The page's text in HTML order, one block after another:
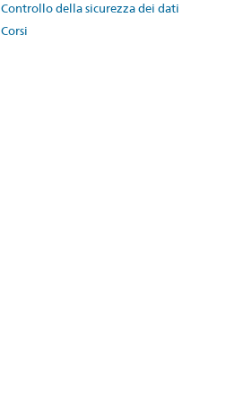
Controllo della sicurezza dei dati
Corsi